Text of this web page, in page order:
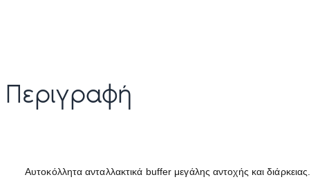
Περιγραφή
Αυτοκόλλητα ανταλλακτικά buffer μεγάλης αντοχής και διάρκειας.